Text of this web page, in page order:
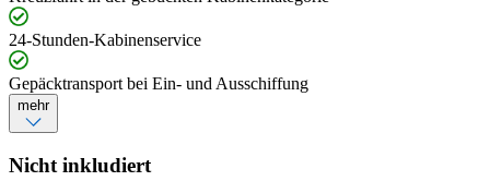
24-Stunden-Kabinenservice
Gepäcktransport bei Ein- und Ausschiffung
mehr
Nicht inkludiert